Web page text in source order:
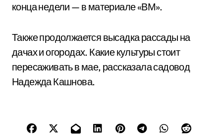
конца недели — в материале «ВМ».
Также продолжается высадка рассады на
дачах и огородах. Какие культуры стоит
пересаживать в мае, рассказала садовод
Надежда Кашнова.